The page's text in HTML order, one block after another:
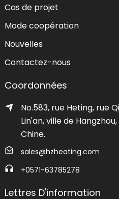
Cas de projet
Mode coopération
Nouvelles
Contactez-nous
Coordonnées
No.583, rue Heting, rue
Lin'an, ville de
Chine.
sales@hzheating.com
+0571-63785278
Lettres D'information